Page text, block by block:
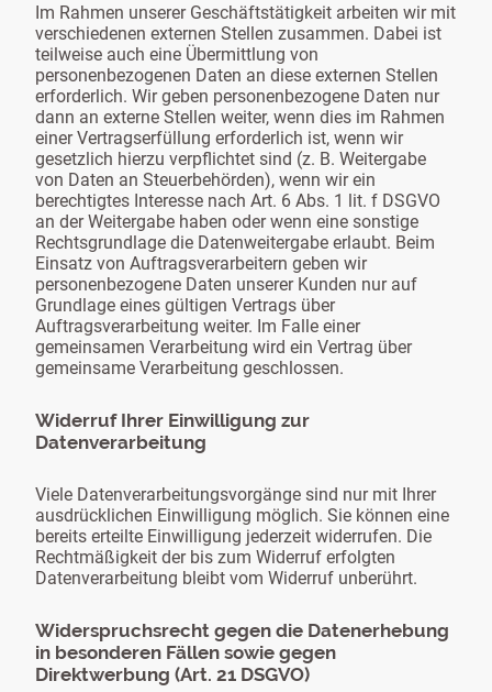
Im Rahmen unserer Geschäftstätigkeit arbeiten wir mit
verschiedenen externen Stellen zusammen. Dabei ist
teilweise auch eine Übermittlung von
personenbezogenen Daten an diese externen Stellen
erforderlich. Wir geben personenbezogene Daten nur
dann an externe Stellen weiter, wenn dies im Rahmen
einer Vertragserfüllung erforderlich ist, wenn wir
gesetzlich hierzu verpflichtet sind (z. B. Weitergabe
von Daten an Steuerbehörden), wenn wir ein
berechtigtes Interesse nach Art. 6 Abs. 1 lit. f DSGVO
an der Weitergabe haben oder wenn eine sonstige
Rechtsgrundlage die Datenweitergabe erlaubt. Beim
Einsatz von Auftragsverarbeitern geben wir
personenbezogene Daten unserer Kunden nur auf
Grundlage eines gültigen Vertrags über
Auftragsverarbeitung weiter. Im Falle einer
gemeinsamen Verarbeitung wird ein Vertrag über
gemeinsame Verarbeitung geschlossen.
Widerruf Ihrer Einwilligung zur
Datenverarbeitung
Viele Datenverarbeitungsvorgänge sind nur mit Ihrer
ausdrücklichen Einwilligung möglich. Sie können eine
bereits erteilte Einwilligung jederzeit widerrufen. Die
Rechtmäßigkeit der bis zum Widerruf erfolgten
Datenverarbeitung bleibt vom Widerruf unberührt.
Widerspruchsrecht gegen die Datenerhebung
in besonderen Fällen sowie gegen
Direktwerbung (Art. 21 DSGVO)